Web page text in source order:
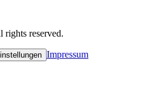
reserved.
Impressum